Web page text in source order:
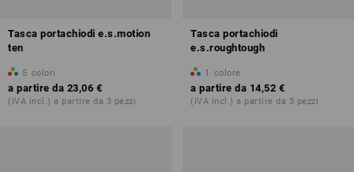
Tasca portachiodi e.s.motion
ten
5 colori
a partire da 23,06 €
(IVA incl.) a partire da 3 pezzi
Tasca portachiodi
e.s.roughtough
1 colore
a partire da 14,52 €
(IVA incl.) a partire da 3 pezzi